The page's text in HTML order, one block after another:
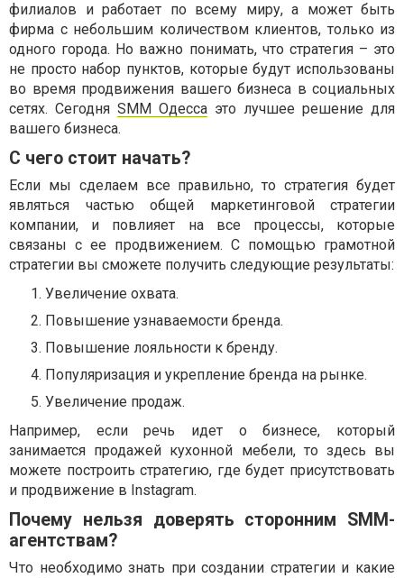
филиалов и работает по всему миру, а может быть
фирма с небольшим количеством клиентов, только из
одного города. Но важно понимать, что стратегия – это
не просто набор пунктов, которые будут использованы
во время продвижения вашего бизнеса в социальных
сетях. Сегодня SMM Одесса это лучшее решение для
вашего бизнеса.
С чего стоит начать?
Если мы сделаем все правильно, то стратегия будет
являться частью общей маркетинговой стратегии
компании, и повлияет на все процессы, которые
связаны с ее продвижением. С помощью грамотной
стратегии вы сможете получить следующие результаты:
Увеличение охвата.
Повышение узнаваемости бренда.
Повышение лояльности к бренду.
Популяризация и укрепление бренда на рынке.
Увеличение продаж.
Например, если речь идет о бизнесе, который
занимается продажей кухонной мебели, то здесь вы
можете построить стратегию, где будет присутствовать
и продвижение в Instagram.
Почему нельзя доверять сторонним SMM-
агентствам?
Что необходимо знать при создании стратегии и какие